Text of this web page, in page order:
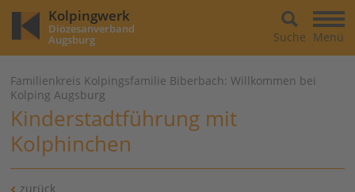
Kolpingwerk
Diözesanverband
Augsburg Menü
Suche
Familienkreis Kolpingsfamilie Biberbach: Willkommen bei
Kolping Augsburg
Kinderstadtführung mit
Kolphinchen
zurück